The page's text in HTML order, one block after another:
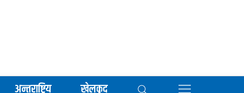
अन्तराष्ट्रिय खेलकुद